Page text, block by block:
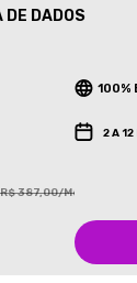
DE DADOS
100%
2 A 12
387,00/Mês